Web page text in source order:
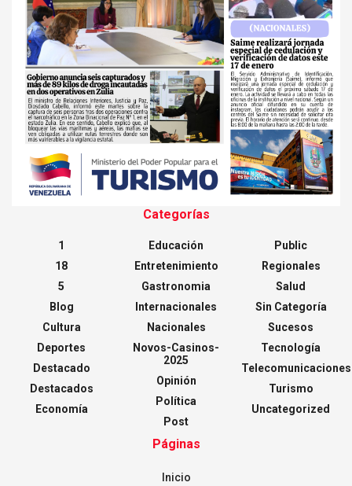
Categorías
1
18
5
Blog
Cultura
Deportes
Destacado
Destacados
Economía
Educación
Entretenimiento
Gastronomia
Internacionales
Nacionales
Novos-Casinos-
2025
Opinión
Política
Post
Public
Regionales
Salud
Sin Categoría
Sucesos
Tecnología
Telecomunicaciones
Turismo
Uncategorized
Páginas
Inicio